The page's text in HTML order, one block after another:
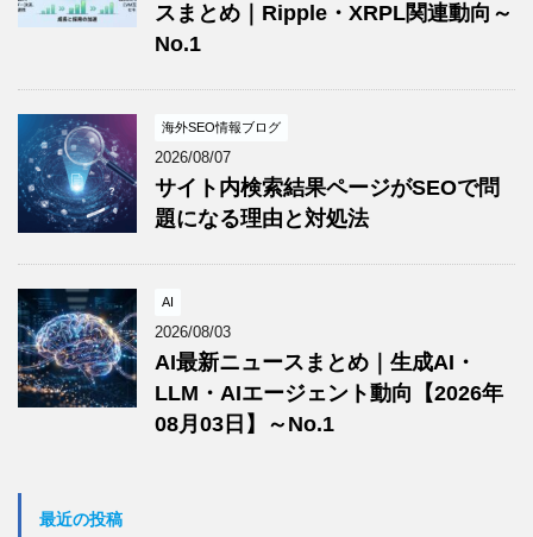
スまとめ｜Ripple・XRPL関連動向～
No.1
海外SEO情報ブログ
2026/08/07
サイト内検索結果ページがSEOで問
題になる理由と対処法
AI
2026/08/03
AI最新ニュースまとめ｜生成AI・
LLM・AIエージェント動向【2026年
08月03日】～No.1
最近の投稿